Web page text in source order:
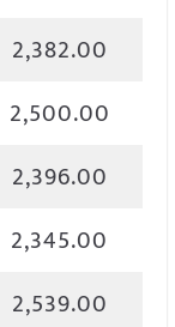
2,382.00
2,500.00
2,396.00
2,345.00
2,539.00